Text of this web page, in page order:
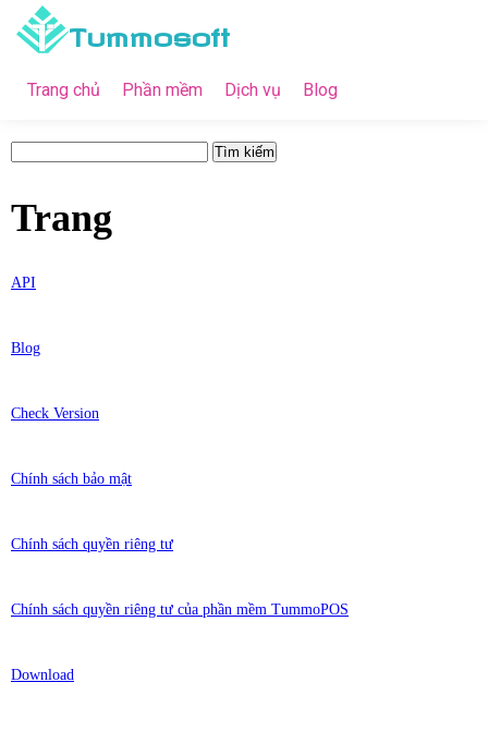
Tummosoft
Trang chủ Phần mềm Dịch vụ Blog
kiếm
Trang
API
Blog
Check Version
Chính sách bảo mật
Chính sách quyền riêng tư
Chính sách quyền riêng tư của phần mềm TummoPOS
Download